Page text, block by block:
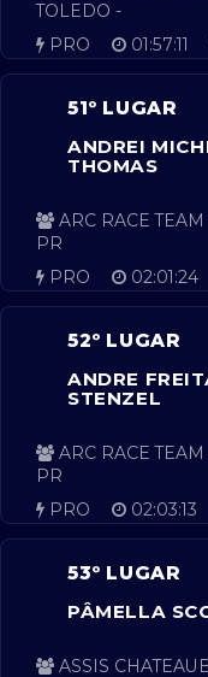
TOLEDO -
PRO
01:57:11
51º LUGAR
ANDREI
THOMAS
ARC RACE
PR
PRO
02:01:24
52º LUGAR
ANDRE
STENZEL
ARC RACE
PR
PRO
02:03:13
53º LUGAR
PÂMELLA
ASSIS